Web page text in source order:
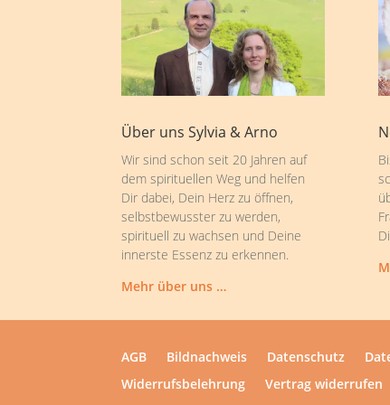
Über uns Sylvia & Arno
Wir sind schon seit 20 Jahren auf
dem spirituellen Weg und helfen
Dir dabei, Dein Herz zu öffnen,
selbstbewusster zu werden,
spirituell zu wachsen und Deine
innerste Essenz zu erkennen.
Mehr über uns …
AGB Bildnachweis Datenschutz
Widerrufsbelehrung
Vertrag widerrufen